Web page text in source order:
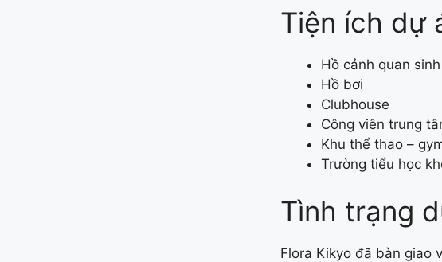
Tiện ích dự
Hồ cảnh quan
Hồ bơi
Clubhouse
Công viên trung
Khu thể thao –
Trường tiểu học
Tình trạng
Flora Kikyo đã bàn giao